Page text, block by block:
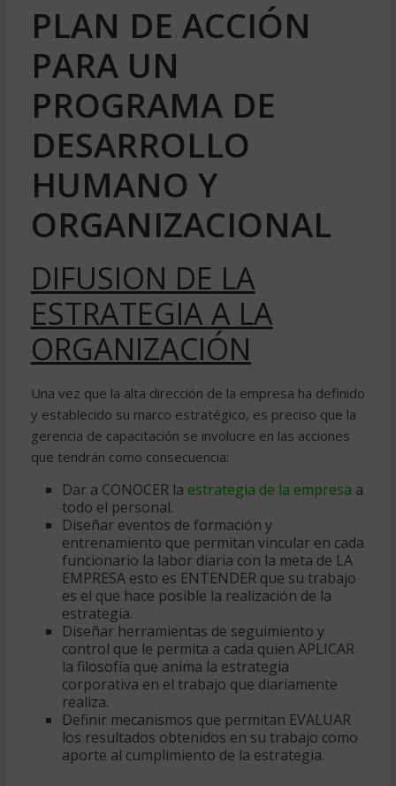
PLAN DE ACCIÓN
PARA UN
PROGRAMA DE
DESARROLLO
HUMANO Y
ORGANIZACIONAL
DIFUSION DE LA
ESTRATEGIA A LA
ORGANIZACIÓN
Una vez que la alta dirección de la empresa ha definido
y establecido su marco estratégico, es preciso que la
gerencia de capacitación se involucre en las acciones
que tendrán como consecuencia:
Dar a CONOCER la estrategia de la empresa a
todo el personal.
Diseñar eventos de formación y
entrenamiento que permitan vincular en cada
funcionario la labor diaria con la meta de LA
EMPRESA esto es ENTENDER que su trabajo
es el que hace posible la realización de la
estrategia.
Diseñar herramientas de seguimiento y
control que le permita a cada quien APLICAR
la filosofía que anima la estrategia
corporativa en el trabajo que diariamente
realiza.
Definir mecanismos que permitan EVALUAR
los resultados obtenidos en su trabajo como
aporte al cumplimiento de la estrategia.